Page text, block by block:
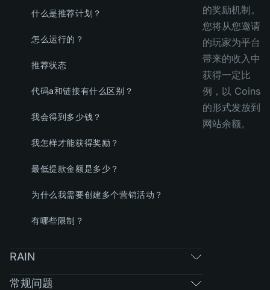
什么是推荐计划？
怎么运行的？
推荐状态
代码a和链接有什么区别？
我会得到多少钱？
我怎样才能获得奖励？
最低提款金额是多少？
为什么我需要创建多个营销活动？
有哪些限制？
RAIN
常规问题
的奖励机制。
您将从您邀请
的玩家为平台
带来的收入中
获得一定比
例，以 Coins
的形式发放到
网站余额。